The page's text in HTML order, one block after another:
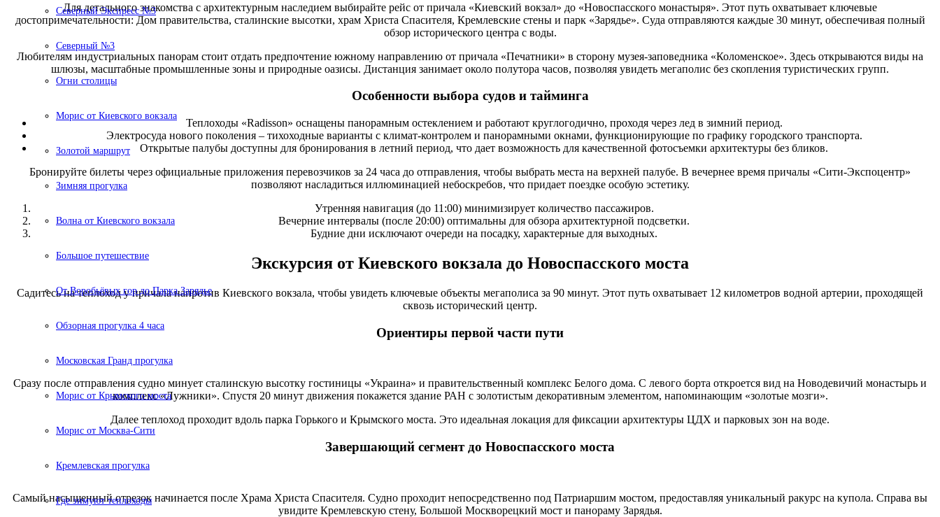
Северный Экспресс №3
Северный №3
Огни столицы
Морис от Киевского вокзала
Золотой маршрут
Зимняя прогулка
Волна от Киевского вокзала
Большое путешествие
От Воробьёвых гор до Парка Зарядье
Обзорная прогулка 4 часа
Московская Гранд прогулка
Морис от Крымского моста
Морис от Москва-Сити
Кремлевская прогулка
Где зимуют теплоходы
Для детального знакомства с архитектурным наследием выбирайте рейс от причала «Киевский вокзал» до «Новоспасского монастыря». Этот путь охватывает ключевые
достопримечательности: Дом правительства, сталинские высотки, храм Христа Спасителя, Кремлевские стены и парк «Зарядье». Суда отправляются каждые 30 минут, обеспечивая полный
обзор исторического центра с воды.
Любителям индустриальных панорам стоит отдать предпочтение южному направлению от причала «Печатники» в сторону музея-заповедника «Коломенское». Здесь открываются виды на
шлюзы, масштабные промышленные зоны и природные оазисы. Дистанция занимает около полутора часов, позволяя увидеть мегаполис без скопления туристических групп.
Особенности выбора судов и тайминга
Теплоходы «Radisson» оснащены панорамным остеклением и работают круглогодично, проходя через лед в зимний период.
Электросуда нового поколения – тихоходные варианты с климат-контролем и панорамными окнами, функционирующие по графику городского транспорта.
Открытые палубы доступны для бронирования в летний период, что дает возможность для качественной фотосъемки архитектуры без бликов.
Бронируйте билеты через официальные приложения перевозчиков за 24 часа до отправления, чтобы выбрать места на верхней палубе. В вечернее время причалы «Сити-Экспоцентр»
позволяют насладиться иллюминацией небоскребов, что придает поездке особую эстетику.
Утренняя навигация (до 11:00) минимизирует количество пассажиров.
Вечерние интервалы (после 20:00) оптимальны для обзора архитектурной подсветки.
Будние дни исключают очереди на посадку, характерные для выходных.
Экскурсия от Киевского вокзала до Новоспасского моста
Садитесь на теплоход у причала напротив Киевского вокзала, чтобы увидеть ключевые объекты мегаполиса за 90 минут. Этот путь охватывает 12 километров водной артерии, проходящей
сквозь исторический центр.
Ориентиры первой части пути
Сразу после отправления судно минует сталинскую высотку гостиницы «Украина» и правительственный комплекс Белого дома. С левого борта откроется вид на Новодевичий монастырь и
комплекс «Лужники». Спустя 20 минут движения покажется здание РАН с золотистым декоративным элементом, напоминающим «золотые мозги».
Далее теплоход проходит вдоль парка Горького и Крымского моста. Это идеальная локация для фиксации архитектуры ЦДХ и парковых зон на воде.
Завершающий сегмент до Новоспасского моста
Самый насыщенный отрезок начинается после Храма Христа Спасителя. Судно проходит непосредственно под Патриаршим мостом, предоставляя уникальный ракурс на купола. Справа вы
увидите Кремлевскую стену, Большой Москворецкий мост и панораму Зарядья.